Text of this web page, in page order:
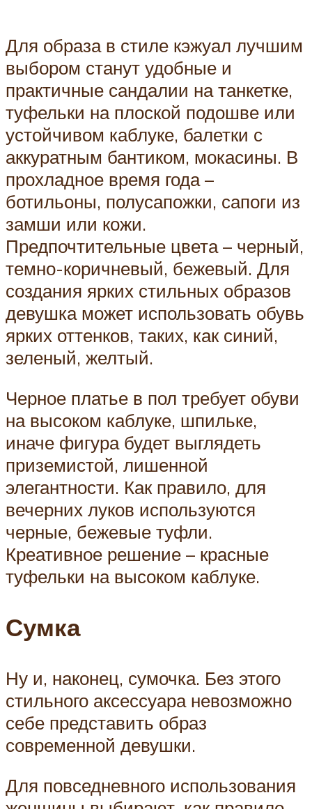
Для образа в стиле кэжуал лучшим
выбором станут удобные и
практичные сандалии на танкетке,
туфельки на плоской подошве или
устойчивом каблуке, балетки с
аккуратным бантиком, мокасины. В
прохладное время года –
ботильоны, полусапожки, сапоги из
замши или кожи.
Предпочтительные цвета – черный,
темно-коричневый, бежевый. Для
создания ярких стильных образов
девушка может использовать обувь
ярких оттенков, таких, как синий,
зеленый, желтый.
Черное платье в пол требует обуви
на высоком каблуке, шпильке,
иначе фигура будет выглядеть
приземистой, лишенной
элегантности. Как правило, для
вечерних луков используются
черные, бежевые туфли.
Креативное решение – красные
туфельки на высоком каблуке.
Сумка
Ну и, наконец, сумочка. Без этого
стильного аксессуара невозможно
себе представить образ
современной девушки.
Для повседневного использования